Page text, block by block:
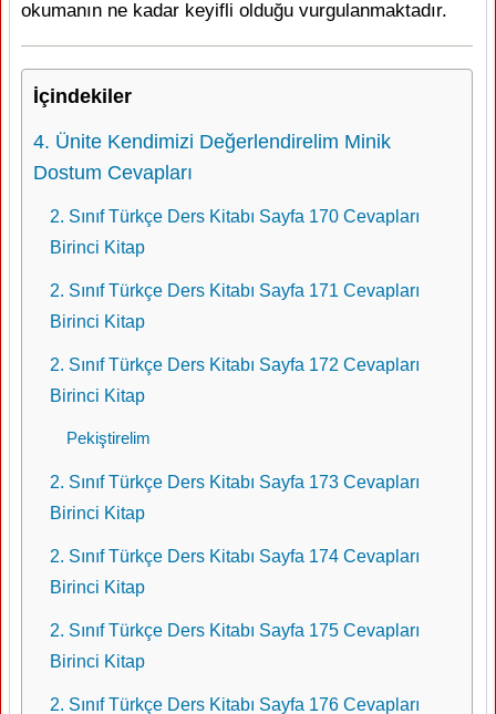
okumanın ne kadar keyifli olduğu vurgulanmaktadır.
İçindekiler
4. Ünite Kendimizi Değerlendirelim Minik
Dostum Cevapları
2. Sınıf Türkçe Ders Kitabı Sayfa 170 Cevapları
Birinci Kitap
2. Sınıf Türkçe Ders Kitabı Sayfa 171 Cevapları
Birinci Kitap
2. Sınıf Türkçe Ders Kitabı Sayfa 172 Cevapları
Birinci Kitap
Pekiştirelim
2. Sınıf Türkçe Ders Kitabı Sayfa 173 Cevapları
Birinci Kitap
2. Sınıf Türkçe Ders Kitabı Sayfa 174 Cevapları
Birinci Kitap
2. Sınıf Türkçe Ders Kitabı Sayfa 175 Cevapları
Birinci Kitap
2. Sınıf Türkçe Ders Kitabı Sayfa 176 Cevapları